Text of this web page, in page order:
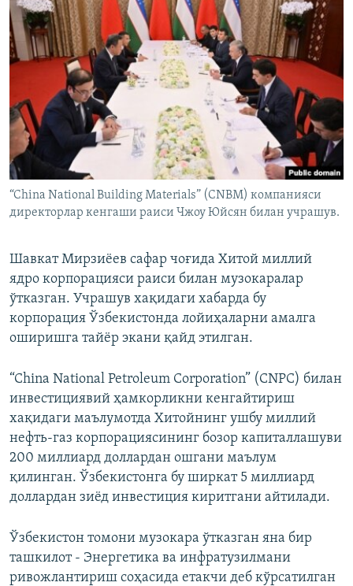
“China National Building Materials” (CNBM) компанияси
директорлар кенгаши раиси Чжоу Юйсян билан учрашув.
Шавкат Мирзиёев сафар чоғида Хитой миллий
ядро корпорацияси раиси билан музокаралар
ўтказган. Учрашув хақидаги хабарда бу
корпорация Ўзбекистонда лойиҳаларни амалга
оширишга тайёр экани қайд этилган.
“China National Petroleum Corporation” (CNPC) билан
инвестициявий ҳамкорликни кенгайтириш
хақидаги маълумотда Хитойнинг ушбу миллий
нефть-газ корпорациясининг бозор капиталлашуви
200 миллиард доллардан ошгани маълум
қилинган. Ўзбекистонга бу ширкат 5 миллиард
доллардан зиёд инвестиция киритгани айтилади.
Ўзбекистон томони музокара ўтказган яна бир
ташкилот - Энергетика ва инфратузилмани
ривожлантириш соҳасида етакчи деб кўрсатилган